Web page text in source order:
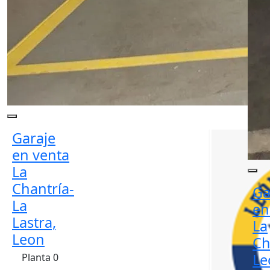
Garaje
en venta
La
Chantría-
La
Lastra,
Leon
Planta 0
La